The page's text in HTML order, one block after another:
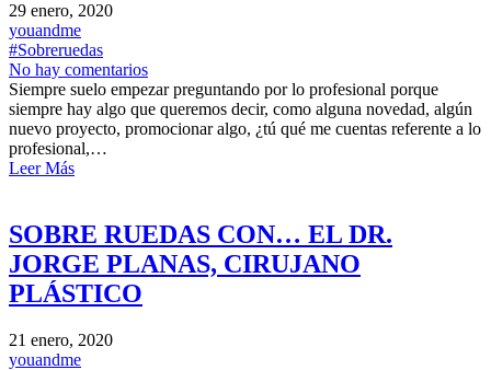
29 enero, 2020
youandme
#Sobreruedas
No hay comentarios
Siempre suelo empezar preguntando por lo profesional porque
siempre hay algo que queremos decir, como alguna novedad, algún
nuevo proyecto, promocionar algo, ¿tú qué me cuentas referente a lo
profesional,…
Leer Más
SOBRE RUEDAS CON… EL DR.
JORGE PLANAS, CIRUJANO
PLÁSTICO
21 enero, 2020
youandme